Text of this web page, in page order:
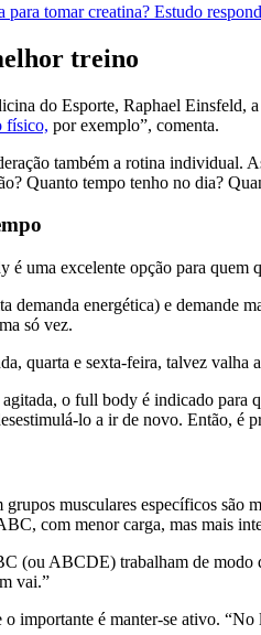
para tomar creatina? Estudo
treino
do Esporte, Raphael Einsfeld,
físico, por exemplo”, comenta.
também a rotina individual.
Quanto tempo tenho no dia?
uma excelente opção para quem
demanda energética) e demande
só vez.
quarta e sexta-feira, talvez
o full body é indicado para
lo a ir de novo. Então, é
musculares específicos são
com menor carga, mas mais
(ou ABCDE) trabalham de modo
vai.”
importante é manter-se ativo.